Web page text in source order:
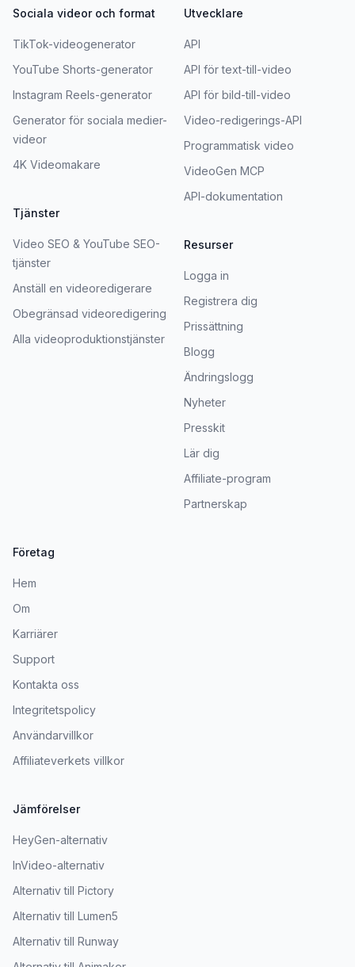
Sociala videor och format
TikTok-videogenerator
YouTube Shorts-generator
Instagram Reels-generator
Generator för sociala medier-
videor
4K Videomakare
Tjänster
Video SEO & YouTube SEO-
tjänster
Anställ en videoredigerare
Obegränsad videoredigering
Alla videoproduktionstjänster
Utvecklare
API
API för text-till-video
API för bild-till-video
Video-redigerings-API
Programmatisk video
VideoGen MCP
API-dokumentation
Resurser
Logga in
Registrera dig
Prissättning
Blogg
Ändringslogg
Nyheter
Presskit
Lär dig
Affiliate-program
Partnerskap
Företag
Hem
Om
Karriärer
Support
Kontakta oss
Integritetspolicy
Användarvillkor
Affiliateverkets villkor
Jämförelser
HeyGen-alternativ
InVideo-alternativ
Alternativ till Pictory
Alternativ till Lumen5
Alternativ till Runway